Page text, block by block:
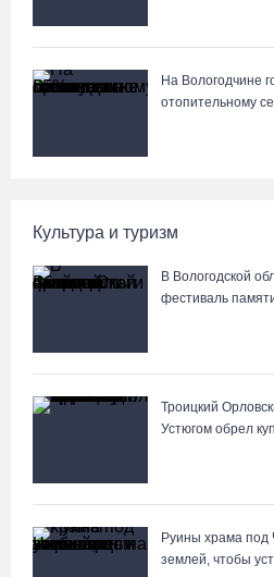
На Вологодчине
отопительному
Культура и туризм
В Вологодской
фестиваль
Троицкий
Устюгом обрел
Руины храма под
землей, чтобы